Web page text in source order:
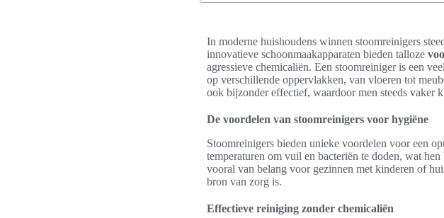
In moderne huishoudens winnen stoomreinigers
innovatieve schoonmaakapparaten bieden talloze
agressieve chemicaliën. Een stoomreiniger is een
op verschillende oppervlakken, van vloeren tot
ook bijzonder effectief, waardoor men steeds vaker
De voordelen van stoomreinigers voor hygiëne
Stoomreinigers bieden unieke voordelen voor een
temperaturen om vuil en bacteriën te doden, wat
vooral van belang voor gezinnen met kinderen of
bron van zorg is.
Effectieve reiniging zonder chemicaliën